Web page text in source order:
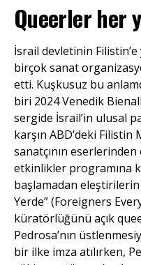
Queerler her
İsrail devletinin Filistin’e
birçok sanat
etti. Kuşkusuz bu
biri 2024 Venedik
sergide İsrail’in ulusal
karşın ABD’deki Filistin
sanatçının
etkinlikler programına
başlamadan eleştirilerin
Yerde” (Foreigners
küratörlüğünü açık
Pedrosa’nın
bir ilke imza atılırken,